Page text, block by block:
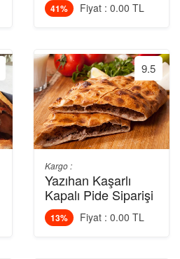
41% Fiyat : 0.00 TL
9.5
Kargo :
Yazıhan Kaşarlı
Kapalı Pide Siparişi
13% Fiyat : 0.00 TL